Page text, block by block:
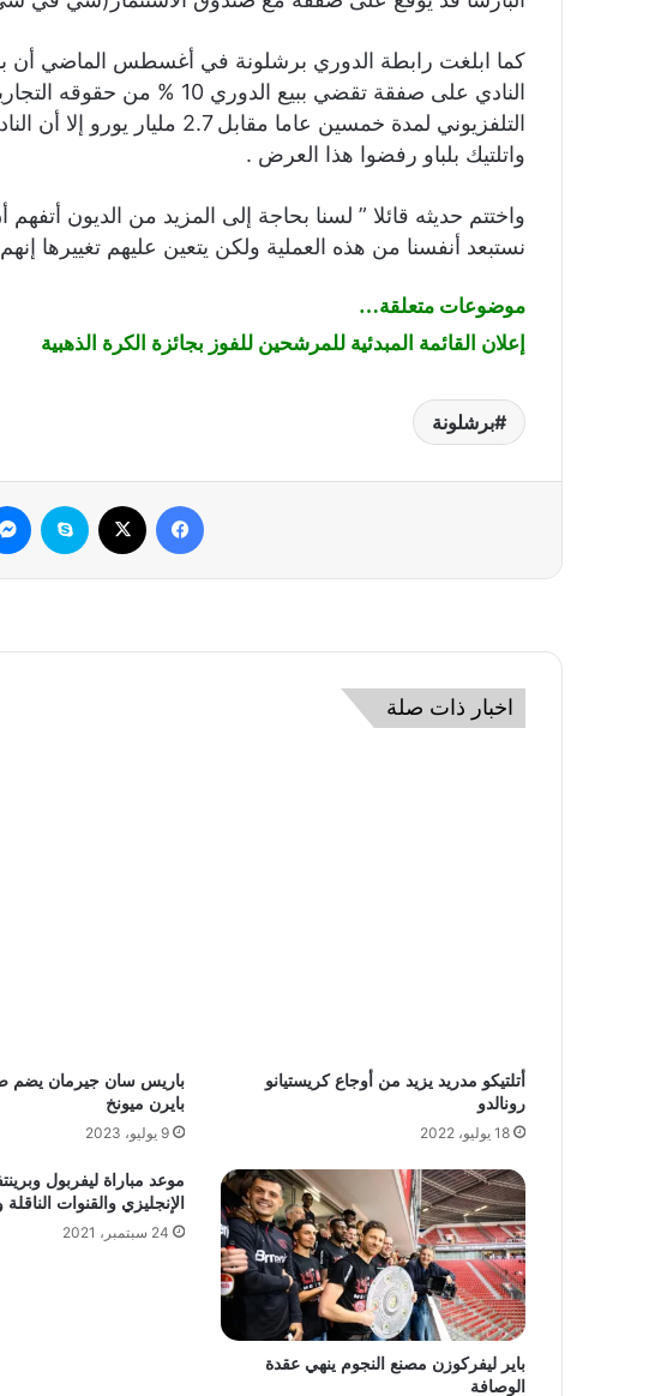
كما ابلغت رابطة الدوري برشلونة في أغسطس الماضي أن
النادي على صفقة تقضي ببيع الدوري
التلفزيوني لمدة خمسين عاما
واتلتيك بلباو رفضوا هذا العرض .
واختتم حديثه قائلا ” لسنا بحاجة إلى المزيد من الديون أتفهم
نستبعد أنفسنا من هذه العملية ولكن يتعين عليهم تغييرها
موضوعات متعلقة…
إعلان القائمة المبدئية للمرشحين للفوز بجائزة الكرة الذهبية
برشلونة
فيسبوك
اخبار ذات صلة
أتلتيكو مدريد يزيد من أوجاع كريستيانو
رونالدو
18 يوليو، 2022
باريس سان جيرمان يضم
بايرن ميونخ
9 يوليو، 2023
باير ليفركوزن مصنع النجوم ينهي عقدة
الوصافة
موعد مباراة ليفربول
الإنجليزي والقنوات
24 سبتمبر، 2021